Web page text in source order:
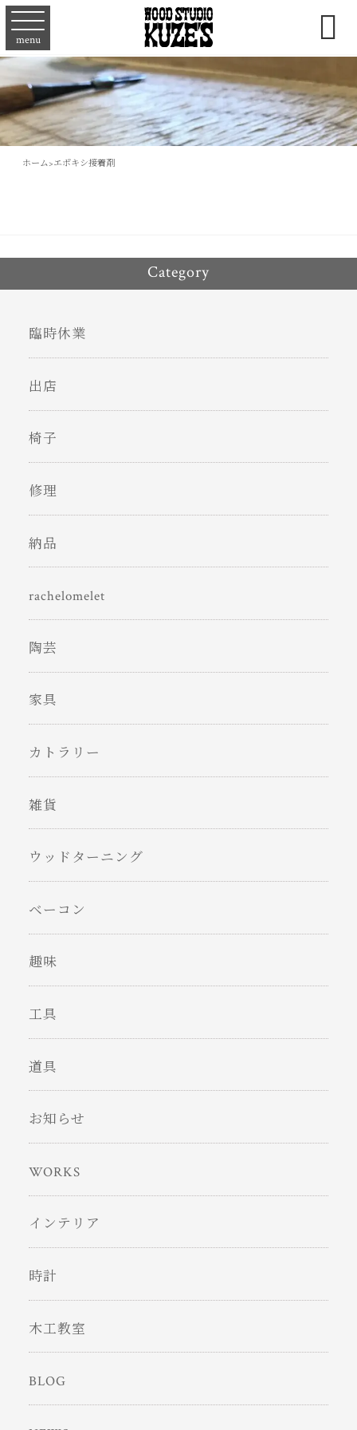
menu 
ホーム>エポキシ接着剤
Category
臨時休業
出店
椅子
修理
納品
rachelomelet
陶芸
家具
カトラリー
雑貨
ウッドターニング
ベーコン
趣味
工具
道具
お知らせ
WORKS
インテリア
時計
木工教室
BLOG